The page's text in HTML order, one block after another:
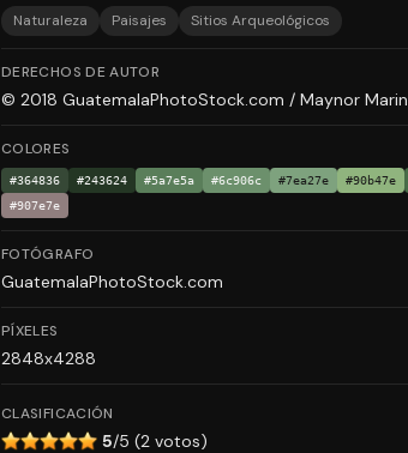
Naturaleza
Paisajes Sitios Arqueológicos
DERECHOS DE AUTOR
© 2018 GuatemalaPhotoStock.com / Maynor
COLORES
#364836 #243624 #5a7e5a #6c906c #7ea27e
#90b47e
#907e7e
FOTÓGRAFO
GuatemalaPhotoStock.com
PÍXELES
2848x4288
CLASIFICACIÓN
5/5 (2 votos)